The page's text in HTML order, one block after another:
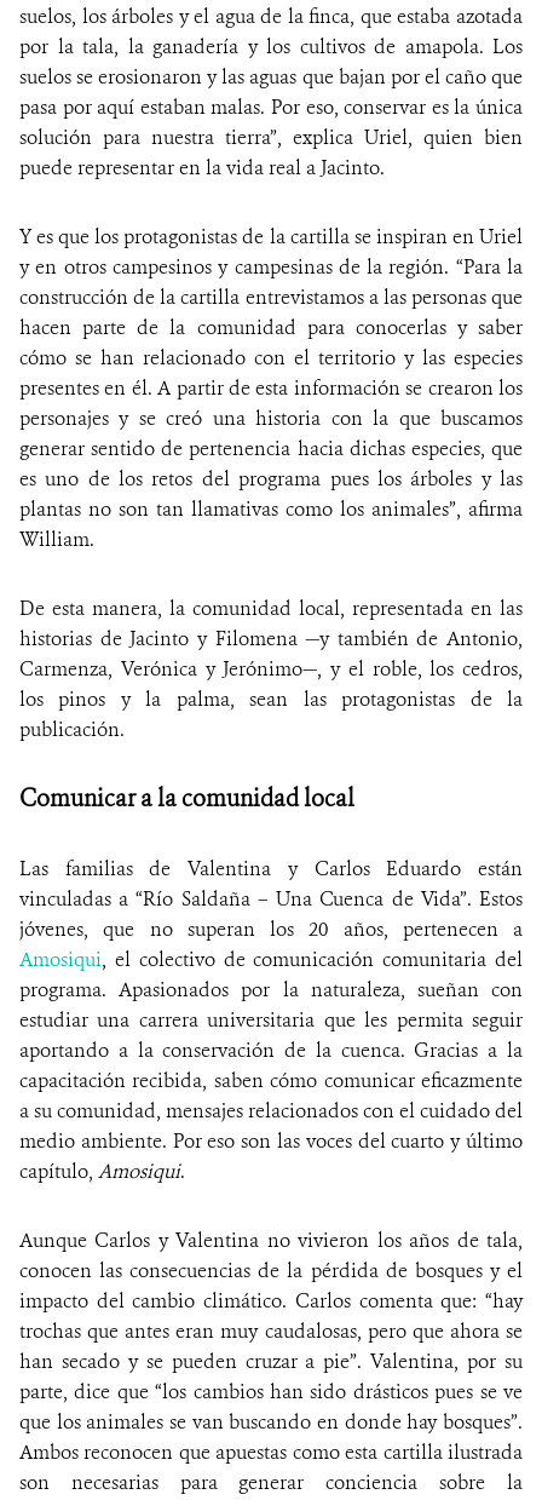
suelos, los árboles y el agua de la finca, que estaba azotada
por la tala, la ganadería y los cultivos de amapola. Los
suelos se erosionaron y las aguas que bajan por el caño que
pasa por aquí estaban malas. Por eso, conservar es la única
solución para nuestra tierra”, explica Uriel, quien bien
puede representar en la vida real a Jacinto.
Y es que los protagonistas de la cartilla se inspiran en Uriel
y en otros campesinos y campesinas de la región. “Para la
construcción de la cartilla entrevistamos a las personas que
hacen parte de la comunidad para conocerlas y saber
cómo se han relacionado con el territorio y las especies
presentes en él. A partir de esta información se crearon los
personajes y se creó una historia con la que buscamos
generar sentido de pertenencia hacia dichas especies, que
es uno de los retos del programa pues los árboles y las
plantas no son tan llamativas como los animales”, afirma
William.
De esta manera, la comunidad local, representada en las
historias de Jacinto y Filomena—y también de Antonio,
Carmenza, Verónica y Jerónimo—, y el roble, los cedros,
los pinos y la palma, sean las protagonistas de la
publicación.
Comunicar a la comunidad local
Las familias de Valentina y Carlos Eduardo están
vinculadas a “Río Saldaña – Una Cuenca de Vida”. Estos
jóvenes, que no superan los 20 años, pertenecen a
Amosiqui, el colectivo de comunicación comunitaria del
programa. Apasionados por la naturaleza, sueñan con
estudiar una carrera universitaria que les permita seguir
aportando a la conservación de la cuenca. Gracias a la
capacitación recibida, saben cómo comunicar eficazmente
a su comunidad, mensajes relacionados con el cuidado del
medio ambiente. Por eso son las voces del cuarto y último
capítulo, Amosiqui.
Aunque Carlos y Valentina no vivieron los años de tala,
conocen las consecuencias de la pérdida de bosques y el
impacto del cambio climático. Carlos comenta que: “hay
trochas que antes eran muy caudalosas, pero que ahora se
han secado y se pueden cruzar a pie”. Valentina, por su
parte, dice que “los cambios han sido drásticos pues se ve
que los animales se van buscando en donde hay bosques”.
Ambos reconocen que apuestas como esta cartilla ilustrada
son necesarias para generar conciencia sobre la